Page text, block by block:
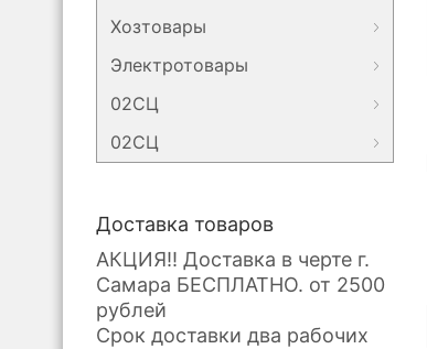
Хозтовары
Электротовары
02СЦ
02СЦ
Доставка товаров
АКЦИЯ!! Доставка в черте г.
Самара БЕСПЛАТНО. от 2500
рублей
Срок доставки два рабочих